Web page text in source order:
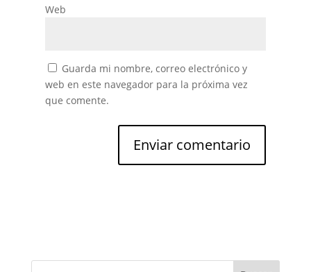
Web
Guarda mi nombre, correo electrónico y
web en este navegador para la próxima vez
que comente.